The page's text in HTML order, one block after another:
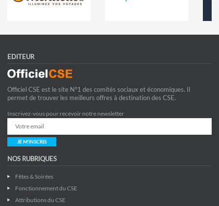
EDITEUR
Officiel CSE est le site N°1 des comités sociaux et économiques. Il
permet de trouver les meilleurs offres à destination des CSE.
Inscrivez-vous pour recevoir notre newsletter
JE M'INSCRIS
NOS RUBRIQUES
Fêtes & Soirées
Fonctionnement du CSE
Attributions du CSE